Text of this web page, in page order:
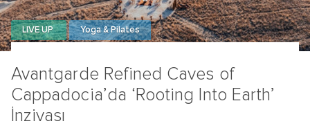
Avantgarde Refined Caves of
Cappadocia’da ‘Rooting Into Earth’
İnzivası
LIVE UP Yoga & Pilates